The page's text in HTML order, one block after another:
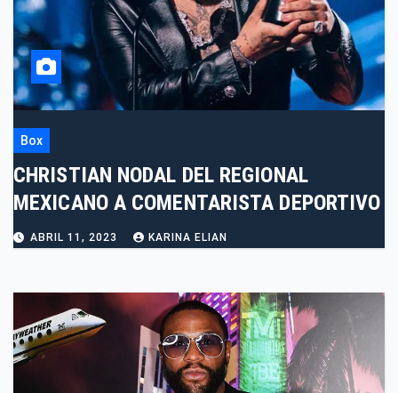
Box
CHRISTIAN NODAL DEL REGIONAL
MEXICANO A COMENTARISTA DEPORTIVO
ABRIL 11, 2023 KARINA ELIAN